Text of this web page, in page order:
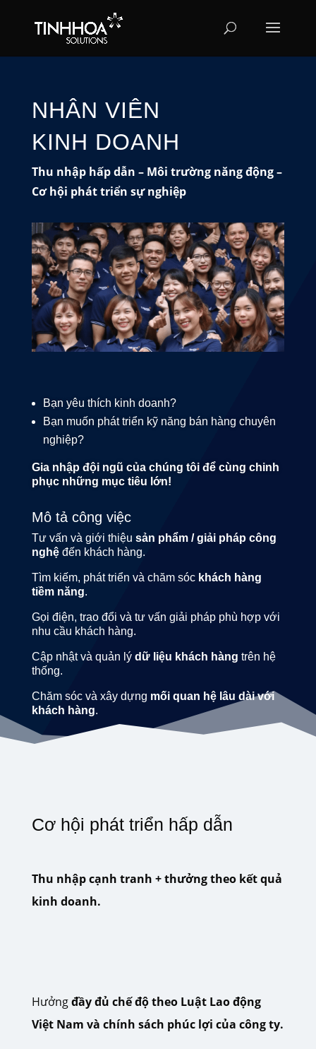
NHÂN VIÊN
KINH DOANH
Thu nhập hấp dẫn – Môi trường năng động –
Cơ hội phát triển sự nghiệp
Bạn yêu thích kinh doanh?
Bạn muốn phát triển kỹ năng bán hàng chuyên
nghiệp?
Gia nhập đội ngũ của chúng tôi để cùng chinh
phục những mục tiêu lớn!
Mô tả công việc
Tư vấn và giới thiệu sản phẩm / giải pháp công
nghệđến khách hàng.
Tìm kiếm, phát triển và chăm sóc khách hàng
tiềm năng.
Gọi điện, trao đổi và tư vấn giải pháp phù hợp với
nhu cầu khách hàng.
Cập nhật và quản lý dữ liệu khách hàng trên hệ
thống.
Chăm sóc và xây dựng mối quan hệ lâu dài với
khách hàng.
Cơ hội phát triển hấp dẫn
Thu nhập cạnh tranh + thưởng theo kết quả
kinh doanh.
Hưởngđầy đủ chế độ theo Luật Lao động
Việt Nam và chính sách phúc lợi của công ty.